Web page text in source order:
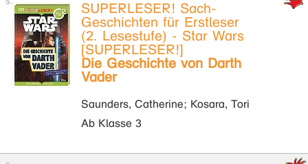
SUPERLESER! Sach-
Geschichten für Erstleser
(2. Lesestufe) - Star Wars
[SUPERLESER!]
Die Geschichte von Darth
Vader
Saunders, Catherine; Kosara, Tori
Ab Klasse 3